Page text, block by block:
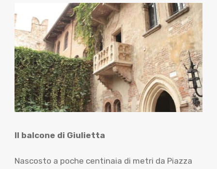
Il balcone di Giulietta
Nascosto a poche centinaia di metri da Piazza